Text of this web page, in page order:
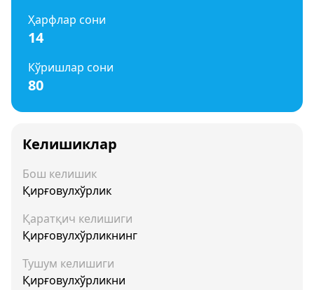
Ҳарфлар сони
14
Кўришлар сони
80
Келишиклар
Бош келишик
Қирғовулхўрлик
Қаратқич келишиги
Қирғовулхўрликнинг
Тушум келишиги
Қирғовулхўрликни